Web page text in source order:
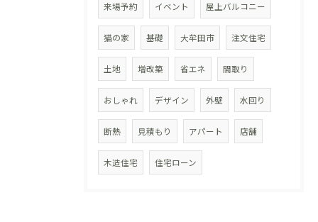
来場予約 イベント 屋上バルコニー
猫の家 基礎 大牟田市 注文住宅
土地 増改築 省エネ 間取り
おしゃれ デザイン 外壁 水回り
断熱 見積もり アパート 店舗
木造住宅 住宅ローン